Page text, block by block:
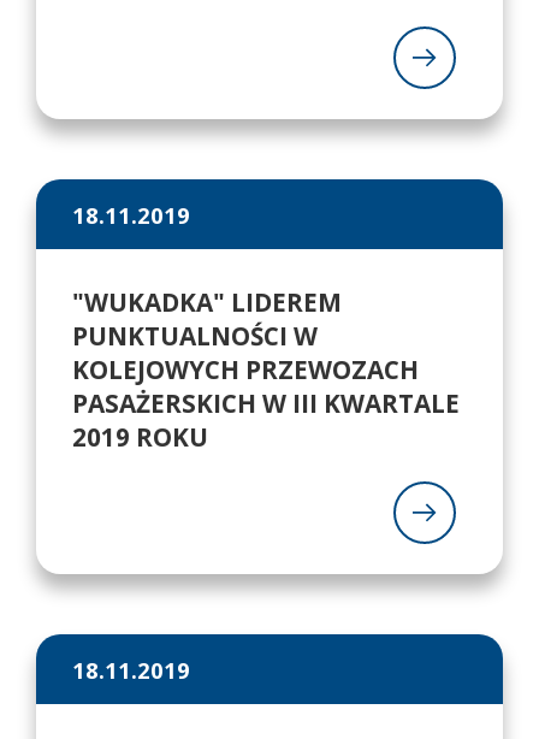
18.11.2019
"WUKADKA" LIDEREM
PUNKTUALNOŚCI W
KOLEJOWYCH PRZEWOZACH
PASAŻERSKICH W III KWARTALE
2019 ROKU
18.11.2019